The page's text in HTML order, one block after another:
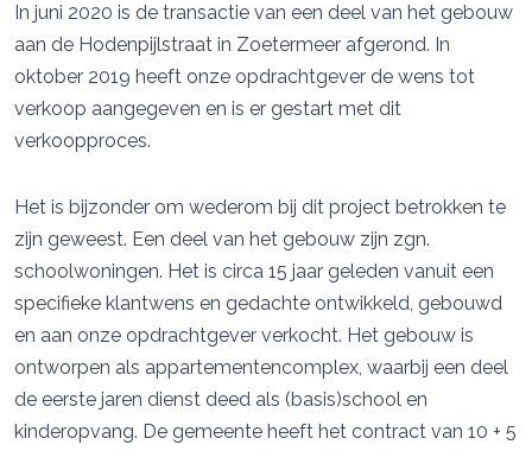
In juni 2020 is de transactie van een deel van het gebouw
aan de Hodenpijlstraat in Zoetermeer afgerond. In
oktober 2019 heeft onze opdrachtgever de wens tot
verkoop aangegeven en is er gestart met dit
verkoopproces.
Het is bijzonder om wederom bij dit project betrokken te
zijn geweest. Een deel van het gebouw zijn zgn.
schoolwoningen. Het is circa 15 jaar geleden vanuit een
specifieke klantwens en gedachte ontwikkeld, gebouwd
en aan onze opdrachtgever verkocht. Het gebouw is
ontworpen als appartementencomplex, waarbij een deel
de eerste jaren dienst deed als (basis)school en
kinderopvang. De gemeente heeft het contract van 10 + 5